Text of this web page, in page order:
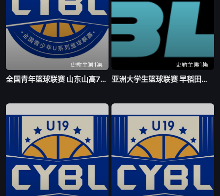
更新至第1集
全国青年篮球联赛 山东山高79-59新疆广汇20260803
更新至第1集
亚洲大学生篮球联赛 早稻田大学VS清华大学20260804